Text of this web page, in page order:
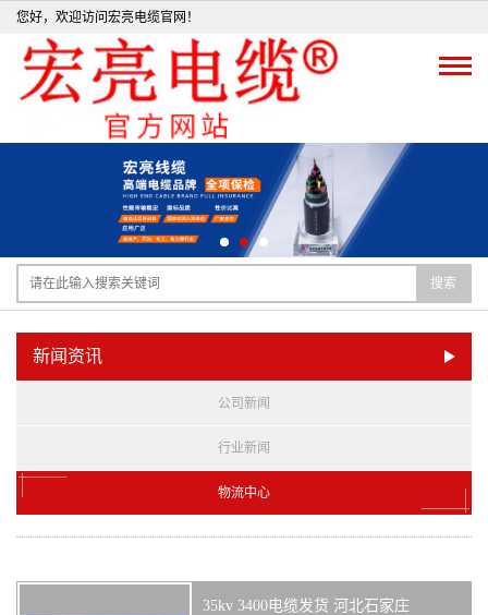
您好，欢迎访问宏亮电缆官网！
搜索
新闻资讯
公司新闻
行业新闻
物流中心
35kv 3400电缆发货 河北石家庄